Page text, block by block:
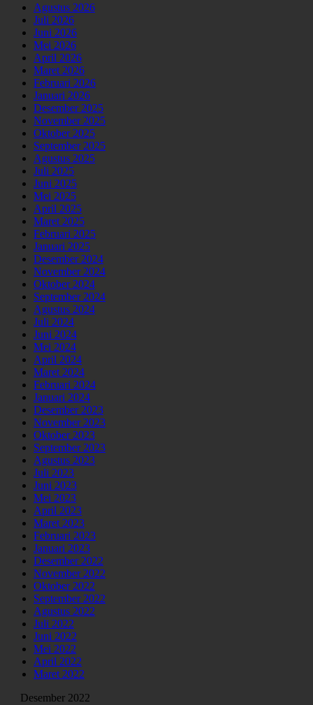
Agustus 2026
Juli 2026
Juni 2026
Mei 2026
April 2026
Maret 2026
Februari 2026
Januari 2026
Desember 2025
November 2025
Oktober 2025
September 2025
Agustus 2025
Juli 2025
Juni 2025
Mei 2025
April 2025
Maret 2025
Februari 2025
Januari 2025
Desember 2024
November 2024
Oktober 2024
September 2024
Agustus 2024
Juli 2024
Juni 2024
Mei 2024
April 2024
Maret 2024
Februari 2024
Januari 2024
Desember 2023
November 2023
Oktober 2023
September 2023
Agustus 2023
Juli 2023
Juni 2023
Mei 2023
April 2023
Maret 2023
Februari 2023
Januari 2023
Desember 2022
November 2022
Oktober 2022
September 2022
Agustus 2022
Juli 2022
Juni 2022
Mei 2022
April 2022
Maret 2022
Desember 2022